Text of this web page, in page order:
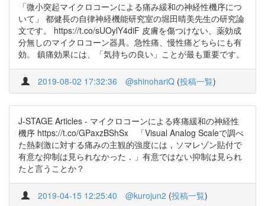
「微小突起マイクロコーンによる痛み緩和の神経性機序につ
いて」 都健長の自律神経機能研究室の堀田晴美先生の研究論
文です。 https://t.co/sUOylY4diF 皮膚を傷つけない、薬効成
分無しのマイクロコーン器具。急性痛、慢性痛どちらにも有
効。 鎮痛効果には、「気持ちの良い」ことが最も重要です。
2019-08-02 17:32:36 @shinohariQ (投稿一覧)
J-STAGE Articles - マイクロコーンによる疼痛緩和の神経性
機序 https://t.co/GPaxzBShSx 「Visual Analog Scaleで調べ
た熱刺激に対する痛みの主観的強度には，ソマレゾン貼付で
有意な抑制は見られなかった．」有意ではない抑制は見られ
たと言うことか？
2019-04-15 12:25:40 @kurojun2 (投稿一覧)